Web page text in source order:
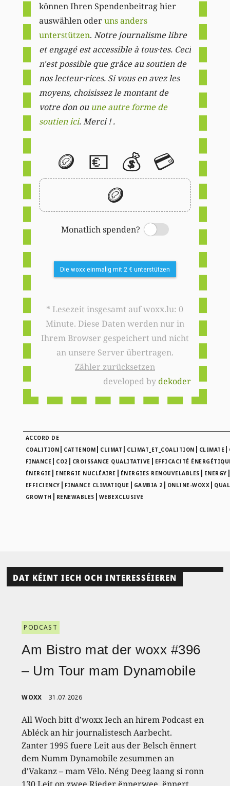
können Ihren Spendenbeitrag hier
auswählen oderuns anders
unterstützen. Notre journalisme libre
et engagé est accessible à tous·tes. Ceci
n'est possible que grâce au soutien de
nos lecteur·rices. Si vous en avez les
moyens, choisissez le montant de
votre don ou une autre forme de
soutien ici. Merci ! .
🪙 💶 💰 💳
🪙
Monatlich spenden?
Switch
Die woxx einmalig mit 2 € unterstützen
* Lesezeit insgesamt auf woxx.lu: 0
Minute. Diese Daten werden nur in
Ihrem Browser gespeichert und nicht
an unsere Server übertragen.
Zähler zurücksetzen
developed bydekoder
ACCORD DE
COALITION | CATTENOM | CLIMAT | CLIMAT_ET_COALITION | CLIMATE |
FINANCE | CO2 | CROISSANCE QUALITATIVE | EFFICACITÉ
ÉNERGIE | ENERGIE NUCLÉAIRE | ÉNERGIES RENOUVELABLES | ENERGY
EFFICIENCY | FINANCE CLIMATIQUE | GAMBIA 2 | ONLINE-WOXX |
GROWTH | RENEWABLES | WEBEXCLUSIVE
DAT KÉINT IECH OCH INTERESSÉIEREN
PODCAST
Am Bistro mat der woxx #396
– Um Tour mam Dynamobile
WOXX 31.07.2026
All Woch bitt d’woxx Iech an hirem Podcast en
Abléck an hir journalistesch Aarbecht.
Zanter 1995 fuere Leit aus der Belsch ënnert
dem Numm Dynamobile zesummen an
d'Vakanz – mam Vëlo. Néng Deeg laang si ronn
130 Leit op zwee Rieder ënnerwee, ënnert